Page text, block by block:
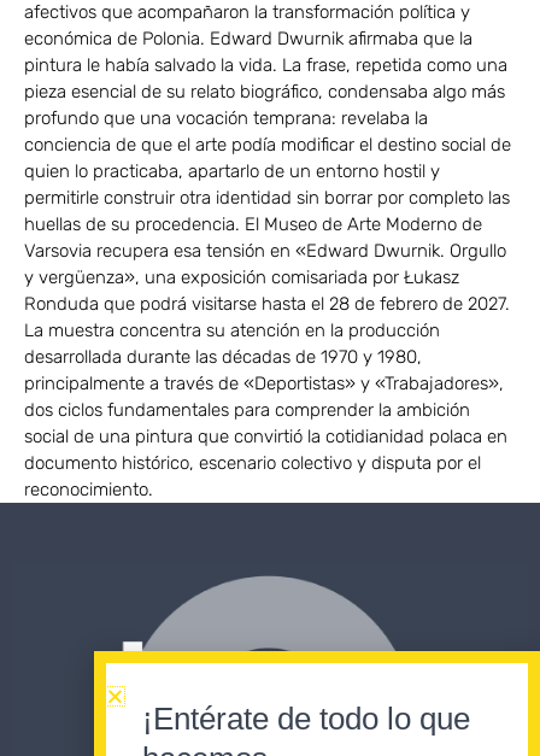
afectivos que acompañaron la transformación política y
económica de Polonia. Edward Dwurnik afirmaba que la
pintura le había salvado la vida. La frase, repetida como una
pieza esencial de su relato biográfico, condensaba algo más
profundo que una vocación temprana: revelaba la
conciencia de que el arte podía modificar el destino social de
quien lo practicaba, apartarlo de un entorno hostil y
permitirle construir otra identidad sin borrar por completo las
huellas de su procedencia. El Museo de Arte Moderno de
Varsovia recupera esa tensión en «Edward Dwurnik. Orgullo
y vergüenza», una exposición comisariada por Łukasz
Ronduda que podrá visitarse hasta el 28 de febrero de 2027.
La muestra concentra su atención en la producción
desarrollada durante las décadas de 1970 y 1980,
principalmente a través de «Deportistas» y «Trabajadores»,
dos ciclos fundamentales para comprender la ambición
social de una pintura que convirtió la cotidianidad polaca en
documento histórico, escenario colectivo y disputa por el
reconocimiento.
¡Entérate de todo lo que